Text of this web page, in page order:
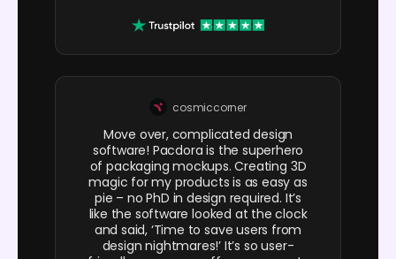
cosmiccorner
Move over, complicated design
software! Pacdora is the superhero
of packaging mockups. Creating 3D
magic for my products is as easy as
pie – no PhD in design required. It’s
like the software looked at the clock
and said, ‘Time to save users from
design nightmares!’ It’s so user-